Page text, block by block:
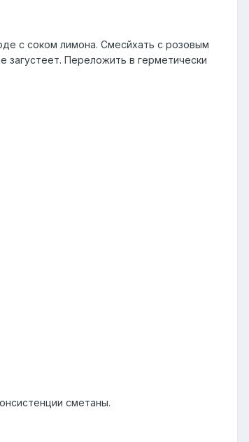
с соком лимона. Смесйхать с розовым
загустеет. Переложить в герметически
сметаны.